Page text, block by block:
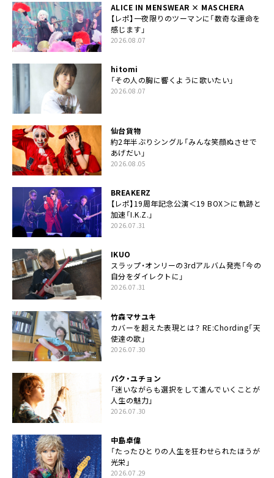
ALICE IN MENSWEAR × MASCHERA
【レポ】一夜限りのツーマンに「数奇な運命を
感じます」
2026.08.07
hitomi
「その人の胸に響くように歌いたい」
2026.08.07
仙台貨物
約2年半ぶりシングル「みんな笑顔ぬさせで
あげだい」
2026.08.05
BREAKERZ
【レポ】19周年記念公演＜19 BOX＞に軌跡と
加速「I.K.Z.」
2026.07.31
IKUO
スラップ・オンリーの3rdアルバム発売「今の
自分をダイレクトに」
2026.07.31
竹森マサユキ
カバーを超えた表現とは？ RE:Chording「天
使達の歌」
2026.07.30
パク・ユチョン
「迷いながらも選択をして進んでいくことが
人生の魅力」
2026.07.30
中島卓偉
「たったひとりの人生を狂わせられたほうが
光栄」
2026.07.29